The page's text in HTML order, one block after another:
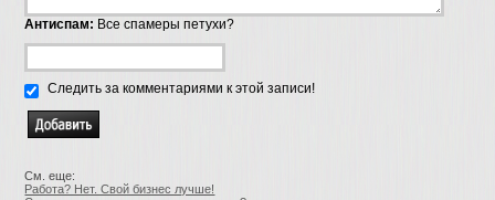
Антиспам: Все спамеры петухи?
Следить за комментариями к этой записи!
См. еще:
Работа? Нет. Свой бизнес лучше!